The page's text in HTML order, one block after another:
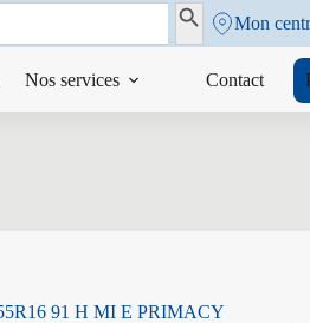
Search ButtonMon
Nos services Contact
91 H MI E PRIMACY